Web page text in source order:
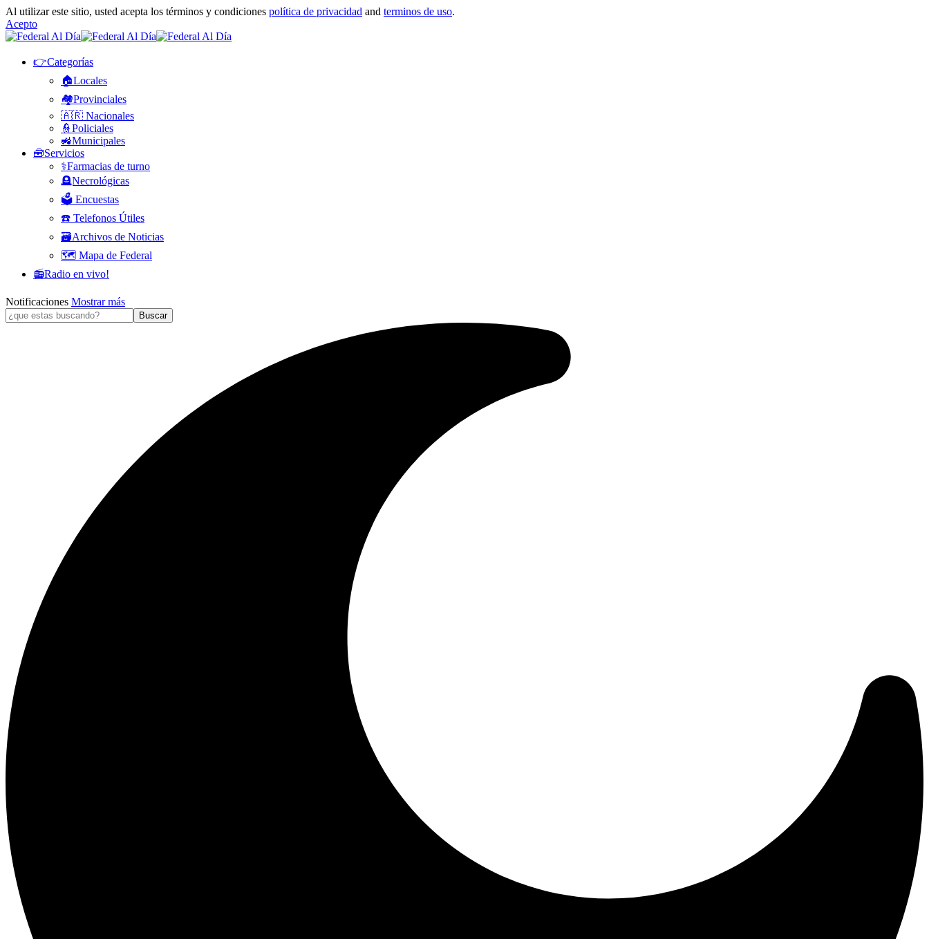
Al utilizar este sitio, usted acepta los términos y condiciones política de privacidad and terminos de uso.
Acepto
👉Categorías
🏠Locales
🏘️Provinciales
🇦🇷 Nacionales
👮Policiales
🚜Municipales
🧰Servicios
⚕️Farmacias de turno
🪦Necrológicas
🗳️ Encuestas
☎️ Telefonos Útiles
🗃️Archivos de Noticias
🗺️ Mapa de Federal
📻Radio en vivo!
Notificaciones Mostrar más